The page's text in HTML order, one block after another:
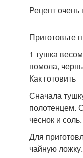
Рецепт очень
Приготовьте
1 тушка
помола,
Как готовить
Сначала
полотенцем.
чеснок и
Для
чайную ложку.